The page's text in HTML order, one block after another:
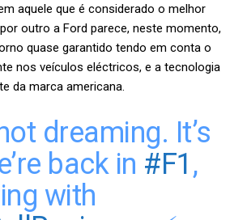
aquele que é considerado o melhor
outro a Ford parece, neste momento,
quase garantido tendo em conta o
nos veículos eléctricos, e a tecnologia
da marca americana.
dreaming. It’s
back in #F1 ,
with